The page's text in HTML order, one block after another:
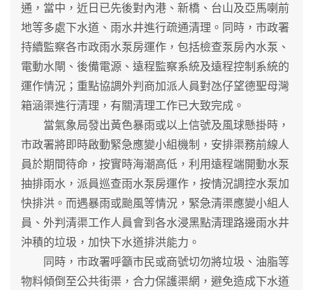
通，當中，近日已先後對內港、新橋、台山及亞馬喇前
地等多處下水道、雨水井進行疏通清理。同時，市政署
持續監察各市政雨水泵房運作，包括檢查泵房內水泵、
電動水閘、後備電源、遠程監察系統及遠程控制系統的
運作情況；重點協調外判商加派人員對氹仔望德聖母灣
箱涵渠進行清理，有關清理工作已大致完成。
當氣象局發出黃色暴雨或以上信號及風球懸掛時，
市政署將即時啟動緊急應變小組機制，安排渠務前線人
員於期間待命，按實時海潮高低，利用遠程端開動水泵
抽排雨水，派員巡查雨水泵房運作，按情況調控水泵加
快排洪。而遇暴雨或颱風等情況，緊急清渠應變小組人
員、外判清渠工作人員會到各水浸黑點清理路邊雨水井
沖積的垃圾，加快下水道排洪能力。
同時，市政署呼籲市民或商號切勿將垃圾、油脂等
物料傾倒至公共街渠，合力保護渠網，避免造成下水道